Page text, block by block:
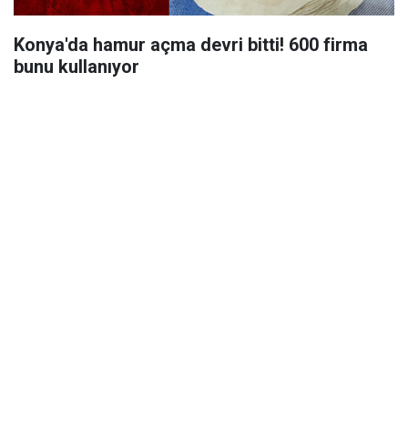
Konya'da hamur açma devri bitti! 600 firma
bunu kullanıyor